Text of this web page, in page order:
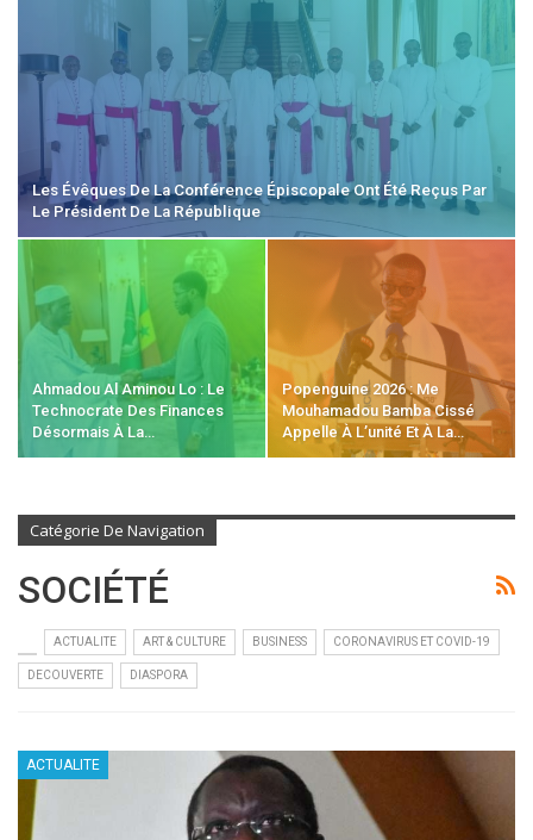
Les Évêques De La Conférence Épiscopale Ont Été Reçus Par
Le Président De La République
Ahmadou Al Aminou Lo : Le
Technocrate Des Finances
Désormais À La…
Popenguine 2026 : Me
Mouhamadou Bamba Cissé
Appelle À L’unité Et À La…
Catégorie De Navigation
SOCIÉTÉ
ACTUALITE ART & CULTURE BUSINESS CORONAVIRUS ET COVID-19
DECOUVERTE DIASPORA
ACTUALITE